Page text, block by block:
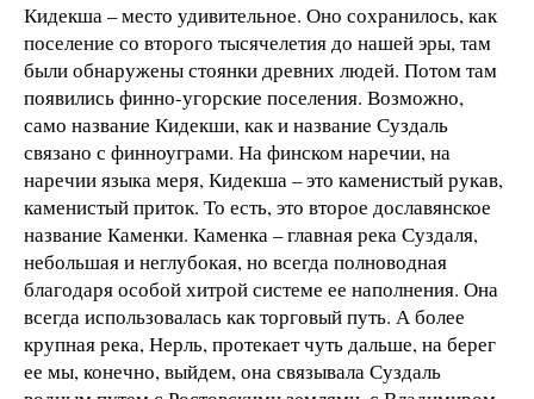
Кидекша – место удивительное. Оно сохранилось, как
поселение со второго тысячелетия до нашей эры, там
были обнаружены стоянки древних людей. Потом там
появились финно-угорские поселения. Возможно,
само название Кидекши, как и название Суздаль
связано с финноуграми. На финском наречии, на
наречии языка меря, Кидекша – это каменистый рукав,
каменистый приток. То есть, это второе дославянское
название Каменки. Каменка – главная река Суздаля,
небольшая и неглубокая, но всегда полноводная
благодаря особой хитрой системе ее наполнения. Она
всегда использовалась как торговый путь. А более
крупная река, Нерль, протекает чуть дальше, на берег
ее мы, конечно, выйдем, она связывала Суздаль